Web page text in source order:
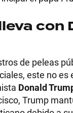
con
de peleas
este no es
Donald
Trump